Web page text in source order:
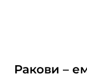
Ракови –